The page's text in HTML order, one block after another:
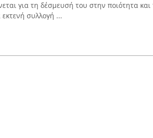
για τη δέσμευσή του στην ποιότητα και
συλλογή ...